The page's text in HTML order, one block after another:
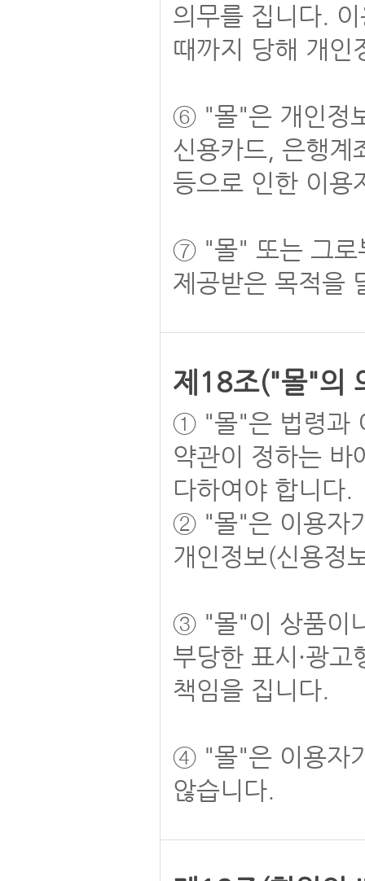
의무를 집니다.
때까지 당해 개인
⑥ "몰"은 개인정
신용카드, 은행계
등으로 인한 이용
⑦ "몰" 또는 그로
제공받은 목적을
제18조("몰"의
① "몰"은 법령과
약관이 정하는 바
다하여야 합니다.
② "몰"은 이용자
개인정보(신용정
③ "몰"이 상품이나
부당한 표시·광
책임을 집니다.
④ "몰"은 이용자
않습니다.